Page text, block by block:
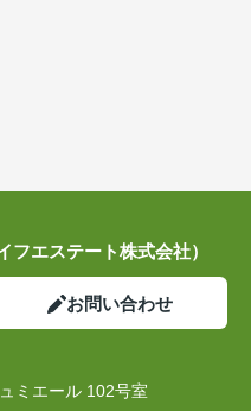
エステート株式会社）
お問い合わせ
ミエール 102号室